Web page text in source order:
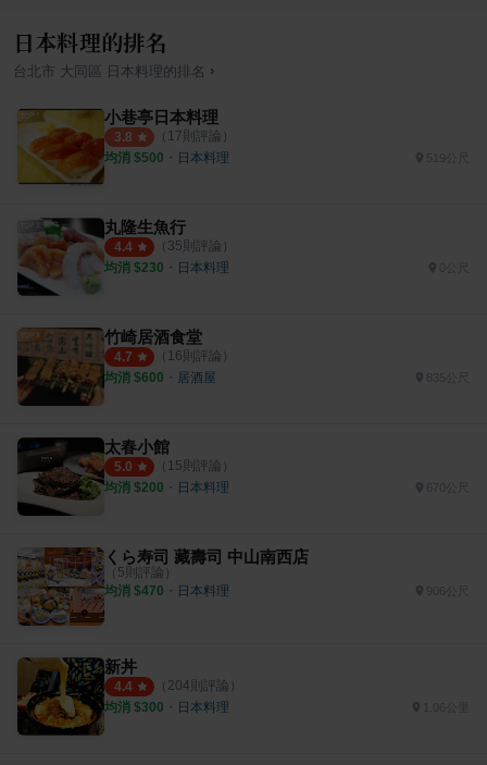
日本料理的排名
台北市 大同區 日本料理 的排名 ›
小巷亭日本料理
3.8 （ 17則評論）
均消 $500 ・ 日本料理 519公尺
丸隆生魚行
4.4 （ 35則評論）
均消 $230 ・ 日本料理
竹崎居酒食堂
4.7 （ 16則評論）
均消 $600 ・ 居酒屋 835公尺
太春小館
5.0 （ 15則評論）
均消 $200 ・ 日本料理
くら寿司 藏壽司 中山南西店
（ 5則評論）
均消 $470 ・ 日本料理
新丼
4.4 （ 204則評論）
均消 $300 ・ 日本料理